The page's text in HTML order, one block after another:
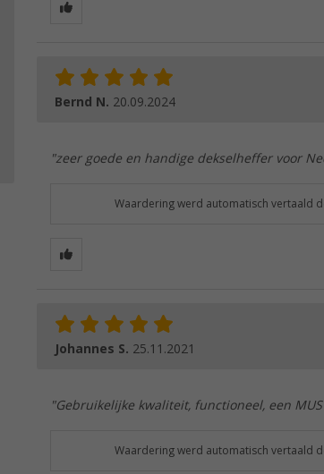
Bernd N. 20.09.2024
"zeer goede en handige dekselheffer voor
Waardering werd automatisch vertaald
Johannes S. 25.11.2021
"Gebruikelijke kwaliteit, functioneel, een
Waardering werd automatisch vertaald